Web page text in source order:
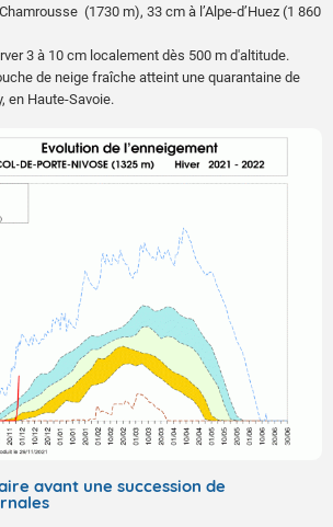
(1730 m), 33 cm à l’Alpe-d’Huez (1 860
3 à 10 cm localement dès 500 m d'altitude.
de neige fraîche atteint une quarantaine de
en Haute-Savoie.
avant une succession de